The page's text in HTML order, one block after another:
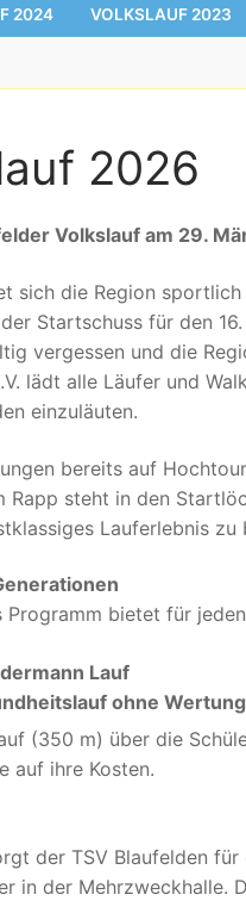
2024 VOLKSLAUF 2023
2026
Volkslauf am 29.
sich die Region sportlich
Startschuss für den
vergessen und die
lädt alle Läufer und
einzuläuten.
bereits auf
steht in den
Lauferlebnis zu
bietet für
Lauf
ohne
(350 m) über die
auf ihre Kosten.
der TSV Blaufelden für
in der Mehrzweckhalle.